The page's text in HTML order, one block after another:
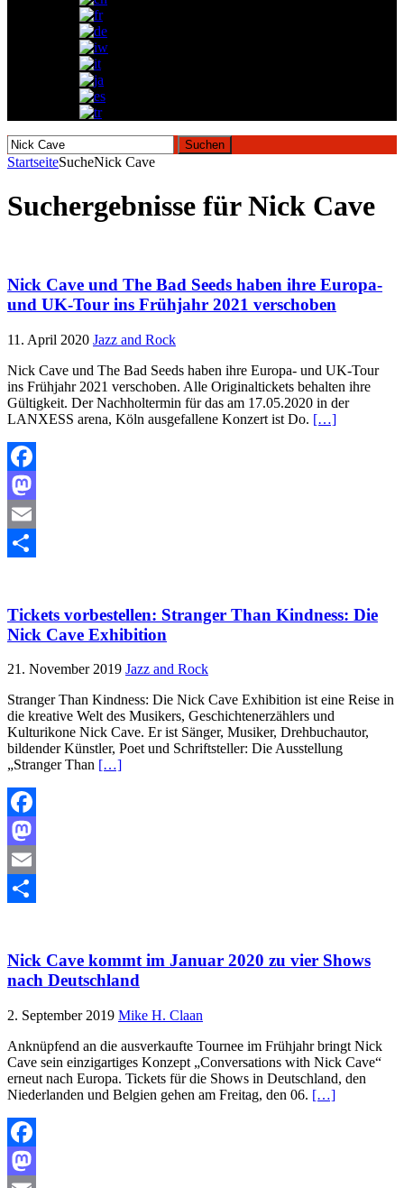
Suchen
nach:
StartseiteSucheNick Cave
Suchergebnisse fürNick Cave
Nick Cave und The Bad Seeds haben ihre Europa-
und UK-Tour ins Frühjahr 2021 verschoben
11. April 2020 Jazz and Rock
Nick Cave und The Bad Seeds haben ihre Europa- und UK-Tour
ins Frühjahr 2021 verschoben. Alle Originaltickets behalten ihre
Gültigkeit. Der Nachholtermin für das am 17.05.2020 in der
LANXESS arena, Köln ausgefallene Konzert ist Do. […]
Facebook
Mastodon
Email
Tickets vorbestellen: Stranger Than Kindness: Die
Nick Cave Exhibition
21. November 2019 Jazz and Rock
Stranger Than Kindness: Die Nick Cave Exhibition ist eine Reise in
die kreative Welt des Musikers, Geschichtenerzählers und
Kulturikone Nick Cave. Er ist Sänger, Musiker, Drehbuchautor,
bildender Künstler, Poet und Schriftsteller: Die Ausstellung
„Stranger Than […]
Facebook
Mastodon
Email
Nick Cave kommt im Januar 2020 zu vier Shows
nach Deutschland
2. September 2019 Mike H. Claan
Anknüpfend an die ausverkaufte Tournee im Frühjahr bringt Nick
Cave sein einzigartiges Konzept „Conversations with Nick Cave“
erneut nach Europa. Tickets für die Shows in Deutschland, den
Niederlanden und Belgien gehen am Freitag, den 06. […]
Facebook